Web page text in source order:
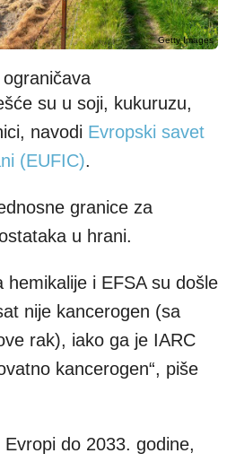
Getty Images
su u soji, kukuruzu,
navodi Evropski savet
(EUFIC).
granice za
u hrani.
hemikalije i EFSA su došle
nije kancerogen (sa
rak), iako ga je IARC
kancerogen“, piše
do 2033. godine,